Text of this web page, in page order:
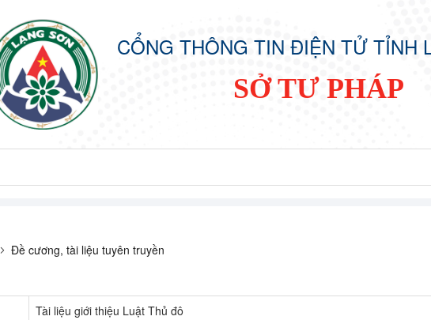
CỔNG THÔNG TIN ĐIỆN TỬ TỈNH
SỞ TƯ PHÁP
Đề cương, tài liệu tuyên truyền
Tài liệu giới thiệu Luật Thủ đô